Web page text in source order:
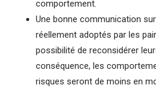
comportement.
Une bonne communication
réellement adoptés par les
possibilité de reconsidérer
conséquence, les
risques seront de moins en